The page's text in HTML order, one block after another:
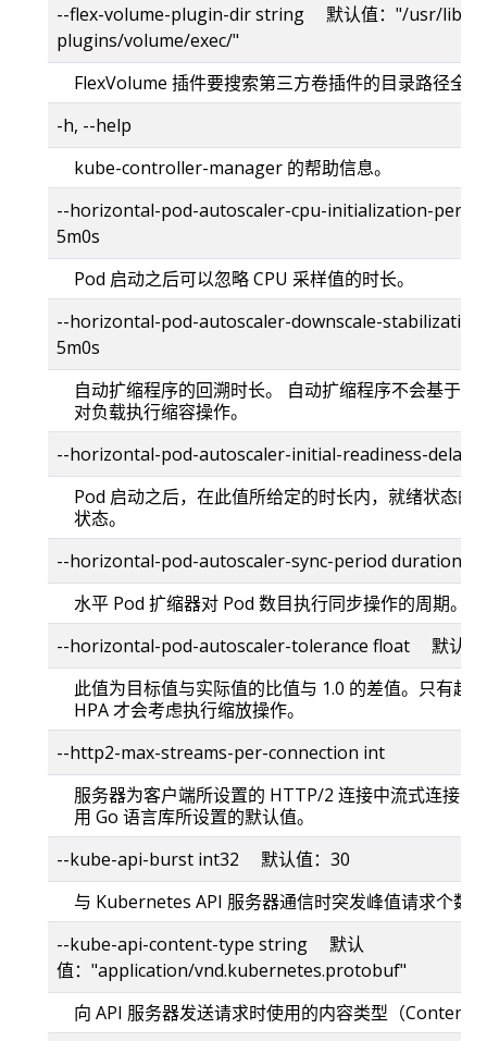
--flex-volume-plugin-dir string 默认值："/usr/
plugins/volume/exec/"
FlexVolume 插件要搜索第三方卷插件的目录路径全
-h, --help
kube-controller-manager 的帮助信息。
--horizontal-pod-autoscaler-cpu-initialization-
5m0s
Pod 启动之后可以忽略 CPU 采样值的时长。
--horizontal-pod-autoscaler-downscale-
5m0s
自动扩缩程序的回溯时长。 自动扩缩程序不会基于
对负载执行缩容操作。
--horizontal-pod-autoscaler-initial-readiness-delay
Pod 启动之后，在此值所给定的时长内，就绪状态的
状态。
--horizontal-pod-autoscaler-sync-period duration
水平 Pod 扩缩器对 Pod 数目执行同步操作的周期。
--horizontal-pod-autoscaler-tolerance float 默认值
此值为目标值与实际值的比值与 1.0 的差值。只有超
HPA 才会考虑执行缩放操作。
--http2-max-streams-per-connection int
服务器为客户端所设置的 HTTP/2 连接中流式连接个
用 Go 语言库所设置的默认值。
--kube-api-burst int32 默认值：30
与 Kubernetes API 服务器通信时突发峰值请求个数
--kube-api-content-type string 默认
值："application/vnd.kubernetes.protobuf"
向 API 服务器发送请求时使用的内容类型（Content-